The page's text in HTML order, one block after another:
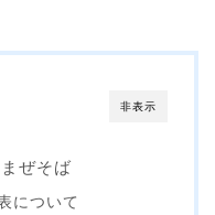
非表示
ぜそば
について